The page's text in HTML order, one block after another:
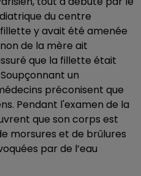
du centre
y avait été amenée
de la mère ait
que la fillette était
un
préconisent que
Pendant l'examen de la
que son corps est
morsures et de brûlures
par de l’eau